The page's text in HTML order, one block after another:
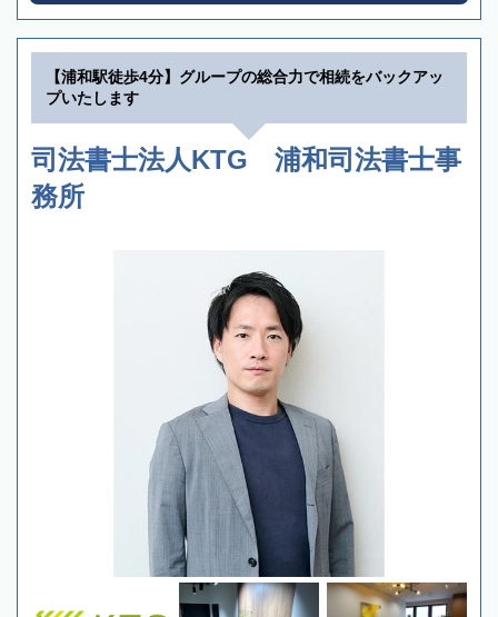
【浦和駅徒歩4分】グループの総合力で相続をバックアッ
プいたします
司法書士法人KTG 浦和司法書士事
務所